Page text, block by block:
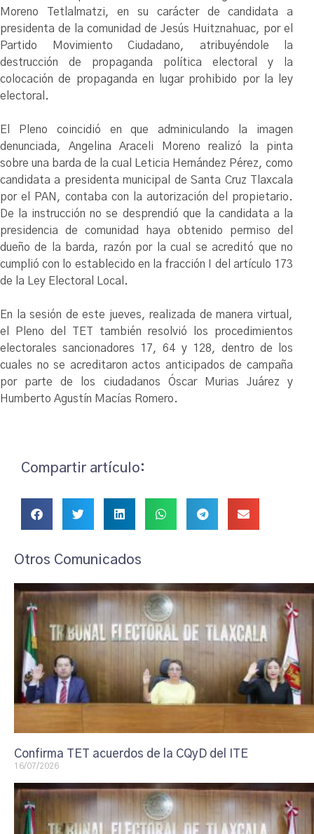
Moreno Tetlalmatzi, en su carácter de candidata a
presidenta de la comunidad de Jesús Huitznahuac, por el
Partido Movimiento Ciudadano, atribuyéndole la
destrucción de propaganda política electoral y la
colocación de propaganda en lugar prohibido por la ley
electoral.
El Pleno coincidió en que adminiculando la imagen
denunciada, Angelina Araceli Moreno realizó la pinta
sobre una barda de la cual Leticia Hernández Pérez, como
candidata a presidenta municipal de Santa Cruz Tlaxcala
por el PAN, contaba con la autorización del propietario.
De la instrucción no se desprendió que la candidata a la
presidencia de comunidad haya obtenido permiso del
dueño de la barda, razón por la cual se acreditó que no
cumplió con lo establecido en la fracción I del artículo 173
de la Ley Electoral Local.
En la sesión de este jueves, realizada de manera virtual,
el Pleno del TET también resolvió los procedimientos
electorales sancionadores 17, 64 y 128, dentro de los
cuales no se acreditaron actos anticipados de campaña
por parte de los ciudadanos Óscar Murias Juárez y
Humberto Agustín Macías Romero.
Compartir artículo:
Otros Comunicados
Confirma TET acuerdos de la CQyD del ITE
16/07/2026